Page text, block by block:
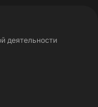
деятельности